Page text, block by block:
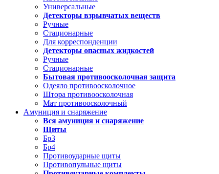
Универсальные
Детекторы взрывчатых веществ
Ручные
Стационарные
Для корреспонденции
Детекторы опасных жидкостей
Ручные
Стационарные
Бытовая противоосколочная защита
Одеяло противоосколочное
Штора противоосколочная
Мат противоосколочный
Амуниция и снаряжение
Вся амуниция и снаряжение
Щиты
Бр3
Бр4
Противоударные щиты
Противопульные щиты